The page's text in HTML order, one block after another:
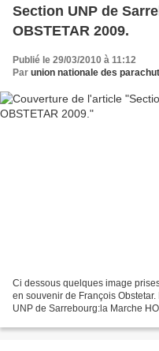
Section UNP de
OBSTETAR 2009.
Publié le 29/03/2010 à 11:12
Par union nationale des
Ci dessous quelques image
en souvenir de François
UNP de Sarrebourg:la Marche